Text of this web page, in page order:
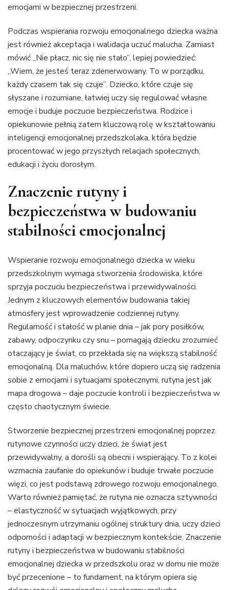
emocjami w bezpiecznej przestrzeni.
Podczas wspierania rozwoju emocjonalnego dziecka ważna
jest również akceptacja i walidacja uczuć malucha. Zamiast
mówić „Nie płacz, nic się nie stało”, lepiej powiedzieć:
„Wiem, że jesteś teraz zdenerwowany. To w porządku,
każdy czasem tak się czuje”. Dziecko, które czuje się
słyszane i rozumiane, łatwiej uczy się regulować własne
emocje i buduje poczucie bezpieczeństwa. Rodzice i
opiekunowie pełnią zatem kluczową rolę w kształtowaniu
inteligencji emocjonalnej przedszkolaka, która będzie
procentować w jego przyszłych relacjach społecznych,
edukacji i życiu dorosłym.
Znaczenie rutyny i
bezpieczeństwa w budowaniu
stabilności emocjonalnej
Wspieranie rozwoju emocjonalnego dziecka w wieku
przedszkolnym wymaga stworzenia środowiska, które
sprzyja poczuciu bezpieczeństwa i przewidywalności.
Jednym z kluczowych elementów budowania takiej
atmosfery jest wprowadzenie codziennej rutyny.
Regularność i stałość w planie dnia – jak pory posiłków,
zabawy, odpoczynku czy snu – pomagają dziecku zrozumieć
otaczający je świat, co przekłada się na większą stabilność
emocjonalną. Dla maluchów, które dopiero uczą się radzenia
sobie z emocjami i sytuacjami społecznymi, rutyna jest jak
mapa drogowa – daje poczucie kontroli i bezpieczeństwa w
często chaotycznym świecie.
Stworzenie bezpiecznej przestrzeni emocjonalnej poprzez
rutynowe czynności uczy dzieci, że świat jest
przewidywalny, a dorośli są obecni i wspierający. To z kolei
wzmacnia zaufanie do opiekunów i buduje trwałe poczucie
więzi, co jest podstawą zdrowego rozwoju emocjonalnego.
Warto również pamiętać, że rutyna nie oznacza sztywności
– elastyczność w sytuacjach wyjątkowych, przy
jednoczesnym utrzymaniu ogólnej struktury dnia, uczy dzieci
odporności i adaptacji w bezpiecznym kontekście. Znaczenie
rutyny i bezpieczeństwa w budowaniu stabilności
emocjonalnej dziecka w przedszkolu oraz w domu nie może
być przecenione – to fundament, na którym opiera się